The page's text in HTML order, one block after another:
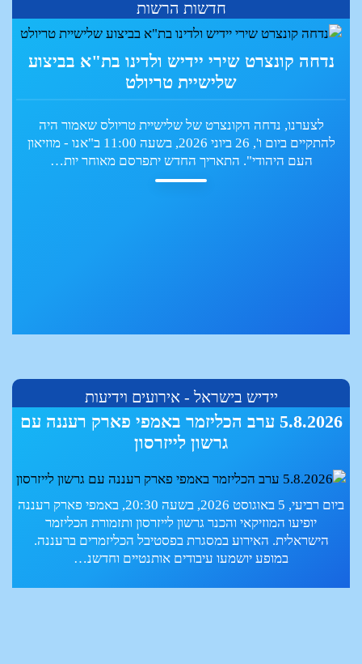
חדשות הרשות
תמונה מהקונצרט של חן לקס בהרצליה במאי
יידיש בישראל - אירועים וידיעות
נובמבר 2026 - מרץ 2027 בת"א: הרצאות על
נשים בעולם היהודי המודרני